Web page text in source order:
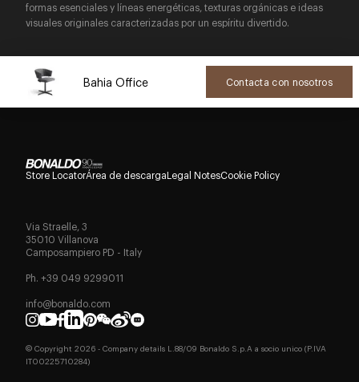
formas esenciales y líneas energéticas, texturas orgánicas e ideas
visuales originales caracterizadas por un espíritu divertido.
Bahia Office Contacta con nosotros
Store LocatorÁrea de descargaLegal NotesCookie Policy
Via Straelle, 3
35010 Villanova
Camposampiero PD - Italy
Ph. +39 049 9299011
info@bonaldo.com
© Copyright 2026 - Company details L.88/09 Bonaldo S.p.A a socio unico (P.IVA
IT00225710284)